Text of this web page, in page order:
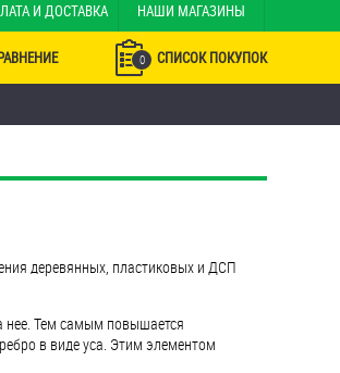
И ДОСТАВКА НАШИ МАГАЗИНЫ
0 СПИСОК ПОКУПОК
деревянных, пластиковых и ДСП
нее. Тем самым повышается
в виде уса. Этим элементом